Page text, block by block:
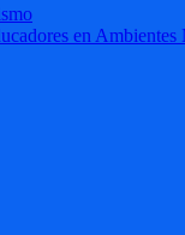
en Ambientes